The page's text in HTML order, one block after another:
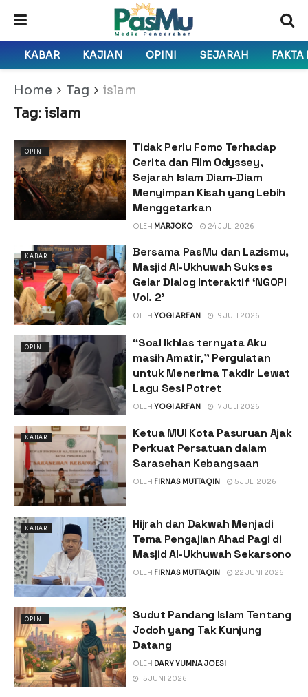
KABAR KAJIAN OPINI SEJARAH FAKTA
Home Tag islam
Tag: islam
OPINI
Tidak Perlu Fomo Terhadap
Cerita dan Film Odyssey,
Sejarah Islam Diam-Diam
Menyimpan Kisah yang Lebih
Menggetarkan
OLEH MARJOKO 24 JULI 2026
KABAR
Bersama PasMu dan Lazismu,
Masjid Al-Ukhuwah Sukses
Gelar Dialog Interaktif ‘NGOPI
Vol. 2’
OLEH YOGI ARFAN 19 JULI 2026
OPINI
“Soal Ikhlas ternyata Aku
masih Amatir,” Pergulatan
untuk Menerima Takdir Lewat
Lagu Sesi Potret
OLEH YOGI ARFAN 17 JULI 2026
KABAR
Ketua MUI Kota Pasuruan Ajak
Perkuat Persatuan dalam
Sarasehan Kebangsaan
OLEH FIRNAS MUTTAQIN 5 JULI 2026
KABAR
Hijrah dan Dakwah Menjadi
Tema Pengajian Ahad Pagi di
Masjid Al-Ukhuwah Sekarsono
OLEH FIRNAS MUTTAQIN 22 JUNI 2026
OPINI
Sudut Pandang Islam Tentang
Jodoh yang Tak Kunjung
Datang
OLEH DARY YUMNA JOESI
15 JUNI 2026